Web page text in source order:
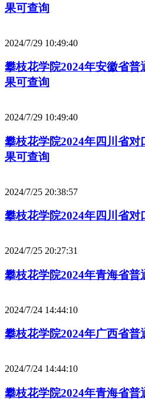
果可查询
2024/7/29 10:49:40
攀枝花学院2024年安徽省
果可查询
2024/7/29 10:49:40
攀枝花学院2024年四川省
果可查询
2024/7/25 20:38:57
攀枝花学院2024年四川省
2024/7/25 20:27:31
攀枝花学院2024年青海省普
2024/7/24 14:44:10
攀枝花学院2024年广西省普
2024/7/24 14:44:10
攀枝花学院2024年青海省